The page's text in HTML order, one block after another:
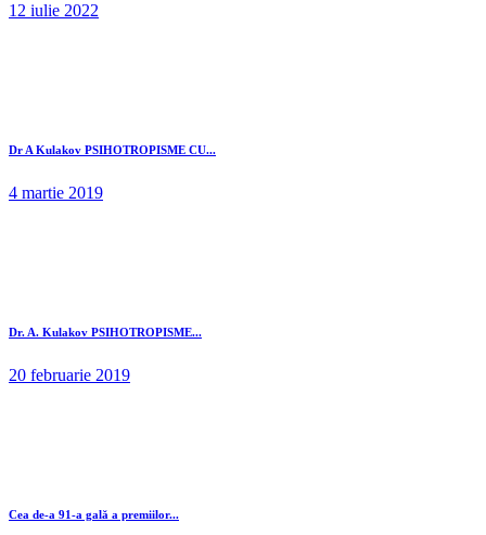
12 iulie 2022
Dr A Kulakov PSIHOTROPISME CU...
4 martie 2019
Dr. A. Kulakov PSIHOTROPISME...
20 februarie 2019
Cea de-a 91-a gală a premiilor...